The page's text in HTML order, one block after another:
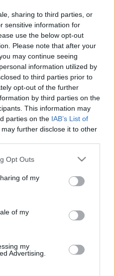
sharing to third parties, or
sensitive information for
use the below opt-out
Please note that after your
may continue seeing
information utilized by
to third parties prior to
opt-out of the further
by third parties on the
This information may
parties on the IAB’s List of
may further disclose it to other
uses one or more Google
behaviour. You may click to
and its third-party tags to
purposes in below Google
Opt Outs
of my
of my
my
Advertising.
kell megalapítani és
de a fentiek
január 3. hetében a
újabb nagy
hogy az állam
kikiáltása, viszont
legnagyobb lépés, az
bejelentése és a
várhatók.